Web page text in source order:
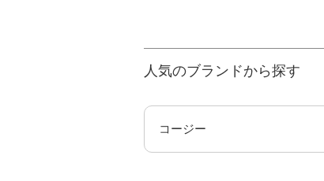
人気のブランドから探す
コージー